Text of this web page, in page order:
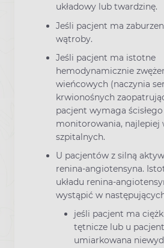
układowy lub twardzinę.
Jeśli pacjent ma
wątroby.
Jeśli pacjent ma istotne
hemodynamicznie
wieńcowych (naczynia
krwionośnych
pacjent wymaga ścisłego
monitorowania, najlepiej
szpitalnych.
U pacjentów z silną
renina-angiotensyna.
układu renina-
wystąpić w
jeśli pacjent ma
tętnicze lub u
umiarkowana